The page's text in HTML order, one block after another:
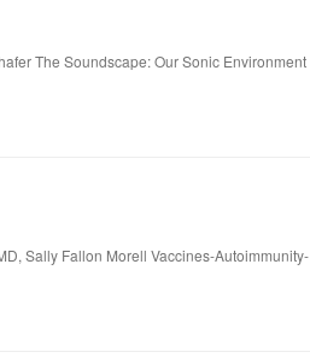
The Soundscape: Our Sonic Environment
Sally Fallon Morell Vaccines-Autoimmunity-